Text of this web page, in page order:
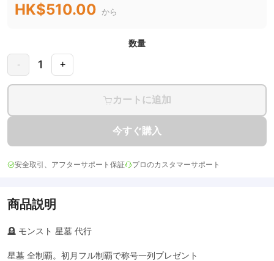
HK$510.00 から
数量
- 1 +
カートに追加
今すぐ購入
安全取引、アフターサポート保証 プロのカスタマーサポート
商品説明
🪦 モンスト 星墓 代行
星墓 全制覇。初月フル制覇で称号一列プレゼント